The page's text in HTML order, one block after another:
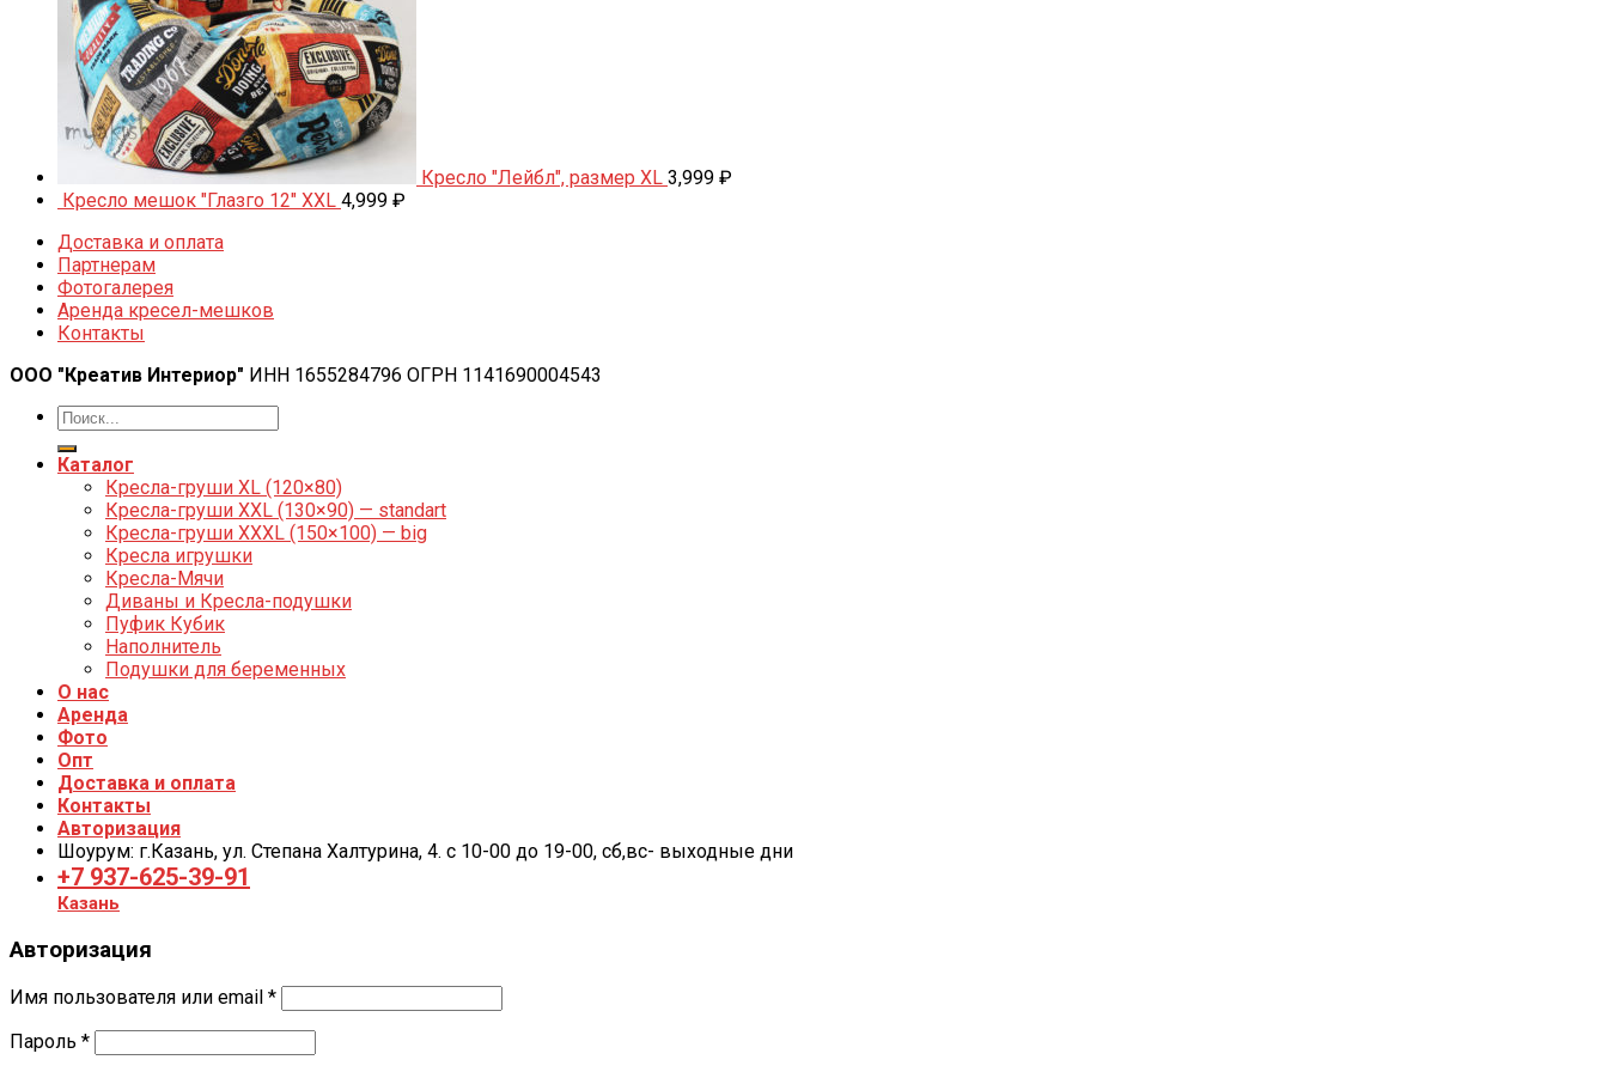
Кресло "Лейбл", размер XL 3,999 ₽
Кресло мешок "Глазго 12" XXL 4,999 ₽
Доставка и оплата
Партнерам
Фотогалерея
Аренда кресел-мешков
Контакты
ООО "Креатив Интериор" ИНН 1655284796 ОГРН 1141690004543
Каталог
Кресла-груши XL (120×80)
Кресла-груши XXL (130×90) — standart
Кресла-груши XXXL (150×100) — big
Кресла игрушки
Кресла-Мячи
Диваны и Кресла-подушки
Пуфик Кубик
Наполнитель
Подушки для беременных
О нас
Аренда
Фото
Опт
Доставка и оплата
Контакты
Авторизация
Шоурум: г.Казань, ул. Степана Халтурина, 4. с 10-00 до 19-00, cб,вс- выходные дни
+7 937-625-39-91
Казань
Авторизация
Имя пользователя или email *
Пароль *